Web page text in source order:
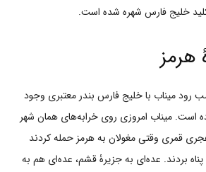
خلیج فارس شهره شده است.
هرمز
رود میناب با خلیج فارس بندر معتبری وجود
است. میناب امروزی روی خرابه‌های همان شهر
شده است. سال ۷۰۰ هجری قمری وقتی مغولان به هرمز حمله کردند
بردند. عده‌ای به جزیرۀ قشم، عده‌ای هم به